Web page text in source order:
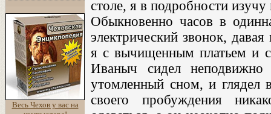
Весь Чехов у вас на
столе, я в подробности
Обыкновенно часов в
электрический звонок,
я с вычищенным платьем и
Иваныч сидел
утомленный сном, и глядел
своего пробуждения